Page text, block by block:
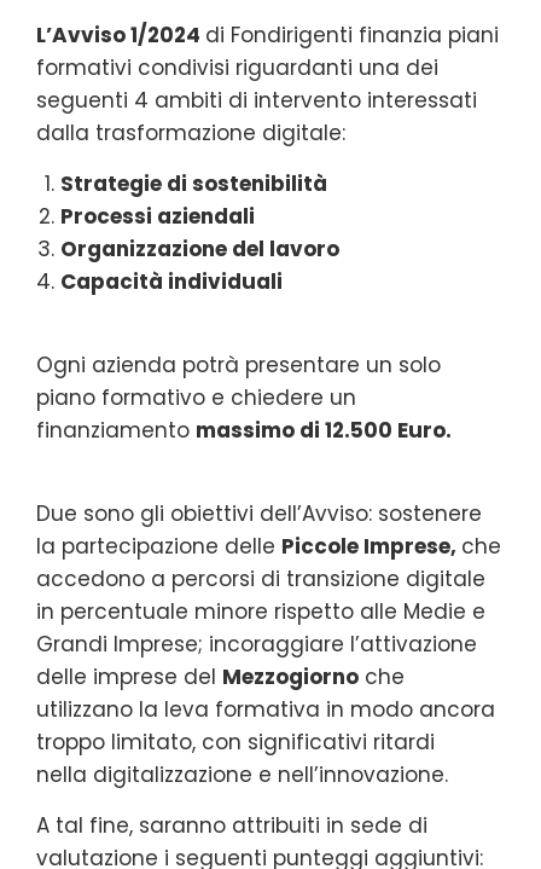
L’Avviso 1/2024 di Fondirigenti finanzia piani
formativi condivisi riguardanti una dei
seguenti 4 ambiti di intervento interessati
dalla trasformazione digitale:
Strategie di sostenibilità
Processi aziendali
Organizzazione del lavoro
Capacità individuali
Ogni azienda potrà presentare un solo
piano formativo e chiedere un
finanziamento massimo di 12.500 Euro.
Due sono gli obiettivi dell’Avviso: sostenere
la partecipazione delle Piccole Imprese, che
accedono a percorsi di transizione digitale
in percentuale minore rispetto alle Medie e
Grandi Imprese; incoraggiare l’attivazione
delle imprese del Mezzogiorno che
utilizzano la leva formativa in modo ancora
troppo limitato, con significativi ritardi
nella digitalizzazione e nell’innovazione.
A tal fine, saranno attribuiti in sede di
valutazione i seguenti punteggi aggiuntivi: